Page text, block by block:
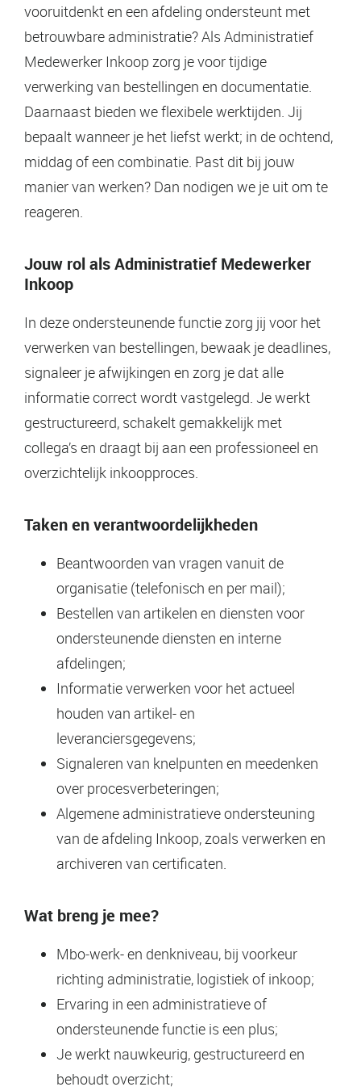
vooruitdenkt en een afdeling ondersteunt met
betrouwbare administratie? Als Administratief
Medewerker Inkoop zorg je voor tijdige
verwerking van bestellingen en documentatie.
Daarnaast bieden we flexibele werktijden. Jij
bepaalt wanneer je het liefst werkt; in de ochtend,
middag of een combinatie. Past dit bij jouw
manier van werken? Dan nodigen we je uit om te
reageren.
Jouw rol als Administratief Medewerker
Inkoop
In deze ondersteunende functie zorg jij voor het
verwerken van bestellingen, bewaak je deadlines,
signaleer je afwijkingen en zorg je dat alle
informatie correct wordt vastgelegd. Je werkt
gestructureerd, schakelt gemakkelijk met
collega’s en draagt bij aan een professioneel en
overzichtelijk inkoopproces.
Taken en verantwoordelijkheden
Beantwoorden van vragen vanuit de
organisatie (telefonisch en per mail);
Bestellen van artikelen en diensten voor
ondersteunende diensten en interne
afdelingen;
Informatie verwerken voor het actueel
houden van artikel- en
leveranciersgegevens;
Signaleren van knelpunten en meedenken
over procesverbeteringen;
Algemene administratieve ondersteuning
van de afdeling Inkoop, zoals verwerken en
archiveren van certificaten.
Wat breng je mee?
Mbo‑werk- en denkniveau, bij voorkeur
richting administratie, logistiek of inkoop;
Ervaring in een administratieve of
ondersteunende functie is een plus;
Je werkt nauwkeurig, gestructureerd en
behoudt overzicht;